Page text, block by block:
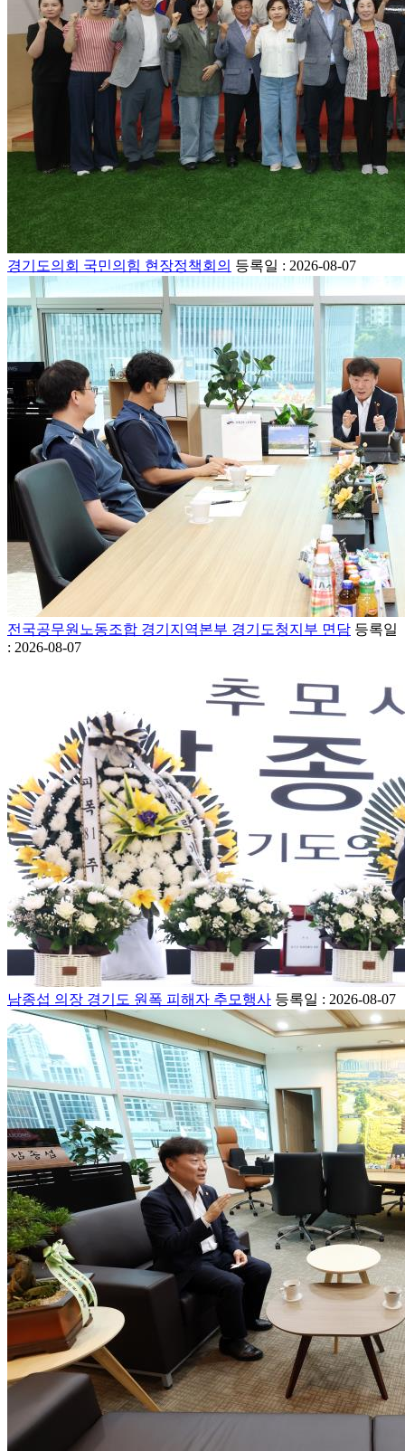
경기도의회 국민의힘 현장정책회의 등록일 : 2026-08-07
전국공무원노동조합 경기지역본부 경기도청지부 면담 등록일
: 2026-08-07
남종섭 의장 경기도 원폭 피해자 추모행사 등록일 : 2026-08-07